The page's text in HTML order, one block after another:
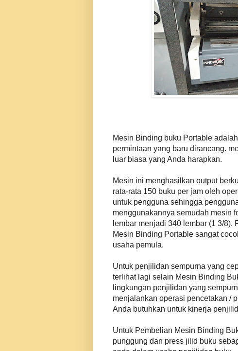
Mesin Binding buku Portable
permintaan yang baru dirancang.
luar biasa yang Anda harapkan.
Mesin ini menghasilkan output
rata-rata 150 buku per jam oleh
untuk pengguna sehingga
menggunakannya semudah mesin
lembar menjadi 340 lembar (1 3/
Mesin Binding Portable sangat
usaha pemula.
Untuk penjilidan sempurna yang
terlihat lagi selain Mesin Binding
lingkungan penjilidan yang
menjalankan operasi pencetakan /
Anda butuhkan untuk kinerja
Untuk Pembelian Mesin Binding
punggung dan press jilid buku